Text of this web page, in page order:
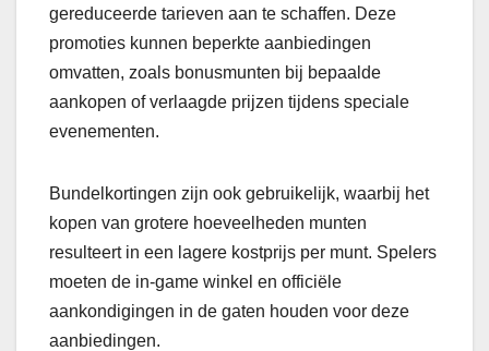
gereduceerde tarieven aan te schaffen. Deze
promoties kunnen beperkte aanbiedingen
omvatten, zoals bonusmunten bij bepaalde
aankopen of verlaagde prijzen tijdens speciale
evenementen.
Bundelkortingen zijn ook gebruikelijk, waarbij het
kopen van grotere hoeveelheden munten
resulteert in een lagere kostprijs per munt. Spelers
moeten de in-game winkel en officiële
aankondigingen in de gaten houden voor deze
aanbiedingen.